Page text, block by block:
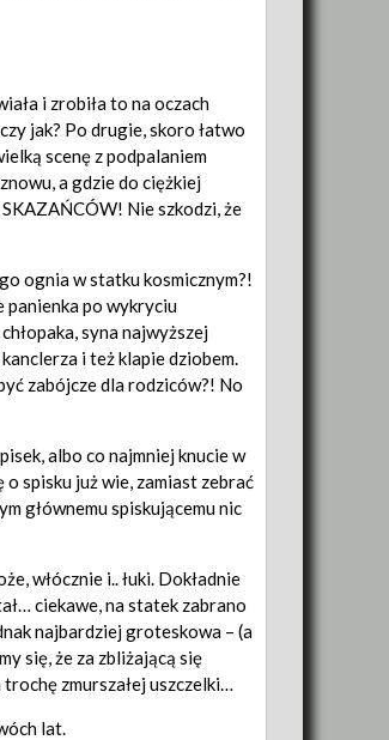
i zrobiła to na oczach
jak? Po drugie, skoro łatwo
scenę z podpalaniem
a gdzie do ciężkiej
Nie szkodzi, że
ognia w statku kosmicznym?!
panienka po wykryciu
syna najwyższej
i też klapie dziobem.
zabójcze dla rodziców?! No
albo co najmniej knucie w
spisku już wie, zamiast zebrać
głównemu spiskującemu nic
włócznie i.. łuki. Dokładnie
ciekawe, na statek zabrano
najbardziej groteskowa – (a
się, że za zbliżającą się
zmurszałej uszczelki…
lat.